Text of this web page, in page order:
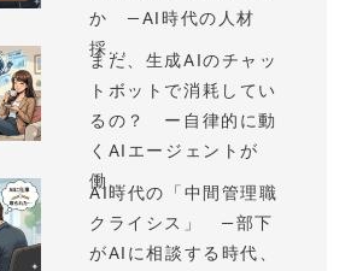
か —AI時代の人材
採...
まだ、生成AIのチャッ
トボットで消耗してい
るの？ ー自律的に動
くAIエージェントが
働...
AI時代の「中間管理職
クライシス」 —部下
がAIに相談する時代、